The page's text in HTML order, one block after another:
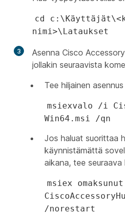
cd
nimi>\Lataukset
3
Asenna Cisco
jollakin seuraavista
Tee hiljainen
msiexvalo /i
Win64.msi /qn
Jos haluat suorittaa
käynnistämättä
aikana, tee
msiex
/norestart